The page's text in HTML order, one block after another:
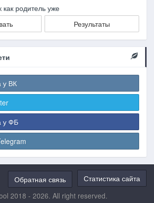
как родитель уже
Результаты
у ВК
у ФБ
Статистика сайта
Обратная связь
2018 - 2026. All right reserved.